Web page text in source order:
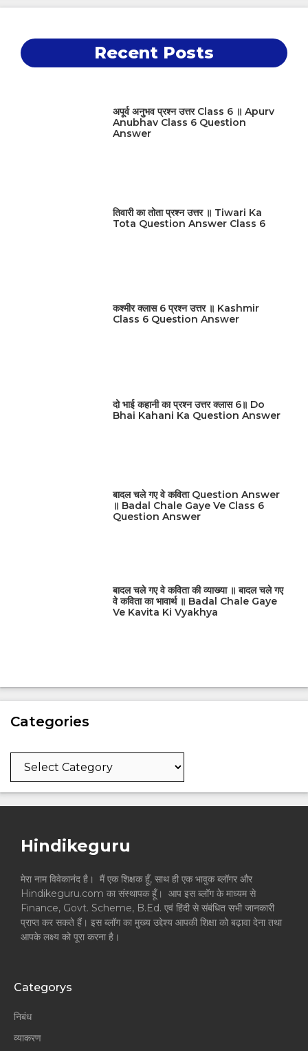
Recent Posts
अपूर्व अनुभव प्रश्न उत्तर Class 6 ॥ Apurv
Anubhav Class 6 Question
Answer
तिवारी का तोता प्रश्न उत्तर ॥ Tiwari Ka
Tota Question Answer Class 6
कश्मीर क्लास 6 प्रश्न उत्तर ॥ Kashmir
Class 6 Question Answer
दो भाई कहानी का प्रश्न उत्तर क्लास 6॥ Do
Bhai Kahani Ka Question Answer
बादल चले गए वे कविता Question Answer
॥ Badal Chale Gaye Ve Class 6
Question Answer
बादल चले गए वे कविता की व्याख्या ॥ बादल चले गए
वे कविता का भावार्थ ॥ Badal Chale Gaye
Ve Kavita Ki Vyakhya
Categories
Categories
Hindikeguru
मेरा नाम विवेकानंद है। मैं एक शिक्षक हूँ, साथ ही एक भावुक ब्लॉगर और
Hindikeguru.com का संस्थापक हूँ। आप इस ब्लॉग के माध्यम से
Finance, Govt. Scheme, B.Ed. एवं हिंदी से संबंधित सभी जानकारी
प्राप्त कर सकते हैं। इस ब्लॉग का मुख्य उद्देश्य आपकी शिक्षा को बढ़ावा देना तथा
आपके लक्ष्य को पूरा करना है।
Categorys
निबंध
व्याकरण